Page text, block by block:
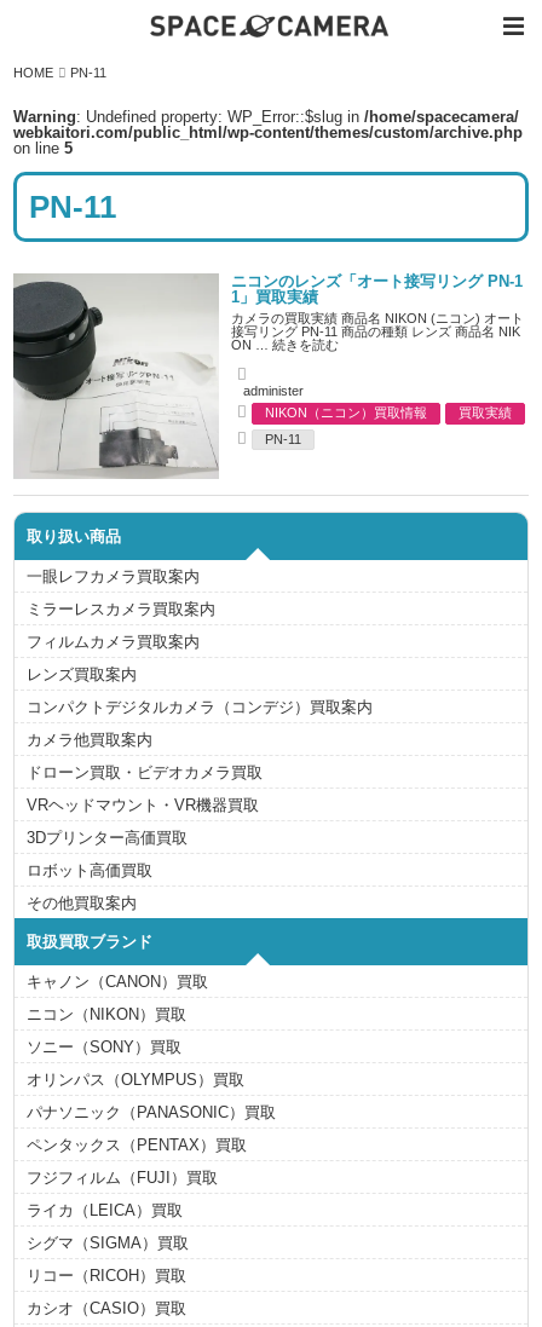
ス
キ
ッ
HOME PN-11
Warning: Undefined property: WP_Error::$slug in/home/spacecamera/
webkaitori.com/public_html/wp-content/themes/custom/archive.php
on line5
PN-11
ニコンのレンズ「オート接写リング PN-1
1」買取実績
カメラの買取実績 商品名 NIKON (ニコン) オート
接写リング PN-11 商品の種類 レンズ 商品名 NIK
ON …続きを読む
A
u
h
o
administer
C
a
g
o
e
NIKON（ニコン）買取情報 買取実績
g
PN-11
取り扱い商品
一眼レフカメラ買取案内
ミラーレスカメラ買取案内
フィルムカメラ買取案内
レンズ買取案内
コンパクトデジタルカメラ（コンデジ）買取案内
カメラ他買取案内
ドローン買取・ビデオカメラ買取
VRヘッドマウント・VR機器買取
3Dプリンター高価買取
ロボット高価買取
その他買取案内
取扱買取ブランド
キャノン（CANON）買取
ニコン（NIKON）買取
ソニー（SONY）買取
オリンパス（OLYMPUS）買取
パナソニック（PANASONIC）買取
ペンタックス（PENTAX）買取
フジフィルム（FUJI）買取
ライカ（LEICA）買取
シグマ（SIGMA）買取
リコー（RICOH）買取
カシオ（CASIO）買取